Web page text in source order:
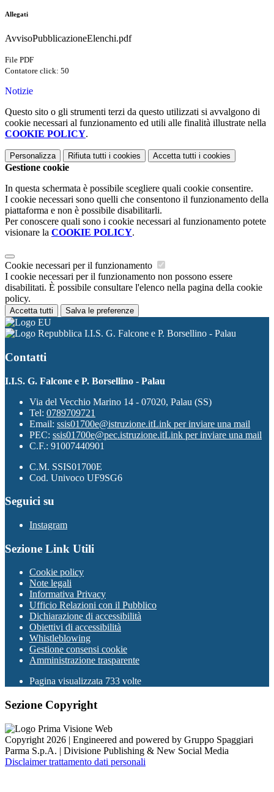
Allegati
AvvisoPubblicazioneElenchi.pdf
File PDF
Contatore click: 50
Notizie
Questo sito o gli strumenti terzi da questo utilizzati si avvalgono di
cookie necessari al funzionamento ed utili alle finalità illustrate nella
COOKIE POLICY.
Personalizza Rifiuta tutti i cookies Accetta tutti i cookies
Gestione cookie
In questa schermata è possibile scegliere quali cookie consentire.
I cookie necessari sono quelli che consentono il funzionamento della
piattaforma e non è possibile disabilitarli.
Per conoscere quali sono i cookie necessari al funzionamento potete
visionare la COOKIE POLICY.
Cookie necessari per il funzionamento
I cookie necessari per il funzionamento non possono essere
disabilitati. È possibile consultare l'elenco nella pagina della cookie
policy.
Accetta tutti Salva le preferenze
I.I.S. G. Falcone e P. Borsellino - Palau
Contatti
I.I.S. G. Falcone e P. Borsellino - Palau
Via del Vecchio Marino 14 - 07020, Palau (SS)
Tel: 0789709721
Email: ssis01700e@istruzione.itLink per inviare una mail
PEC: ssis01700e@pec.istruzione.itLink per inviare una mail
C.F.: 91007440901
C.M. SSIS01700E
Cod. Univoco UF9SG6
Seguici su
Instagram
Sezione Link Utili
Cookie policy
Note legali
Informativa Privacy
Ufficio Relazioni con il Pubblico
Dichiarazione di accessibilità
Obiettivi di accessibilità
Whistleblowing
Gestione consensi cookie
Amministrazione trasparente
Pagina visualizzata 733 volte
Sezione Copyright
Copyright 2026 | Engineered and powered by Gruppo Spaggiari
Parma S.p.A. | Divisione Publishing & New Social Media
Disclaimer trattamento dati personali